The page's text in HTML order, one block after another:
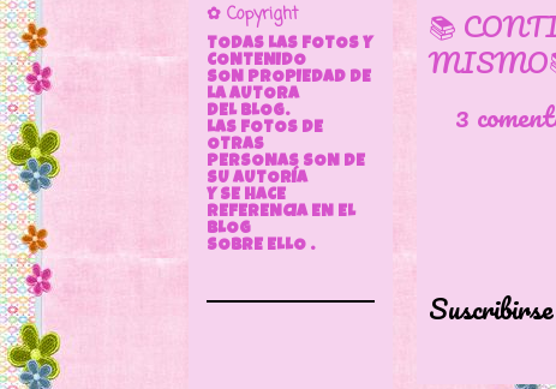
📚
3
✿ Copyright
TODAS LAS FOTOS Y
CONTENIDO
SON PROPIEDAD DE
LA AUTORA
DEL BLOG.
LAS FOTOS DE
OTRAS
PERSONAS SON DE
SU AUTORÍA
Y SE HACE
REFERENCIA EN EL
BLOG
SOBRE ELLO .